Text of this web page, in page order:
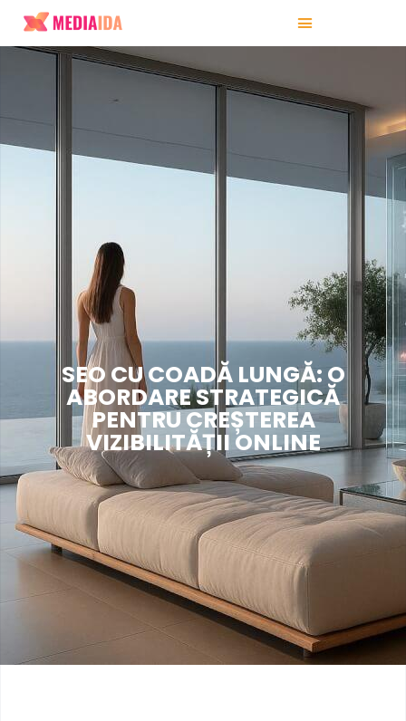
SEO CU COADĂ LUNGĂ: O
ABORDARE STRATEGICĂ
PENTRU CREȘTEREA
VIZIBILITĂȚII ONLINE